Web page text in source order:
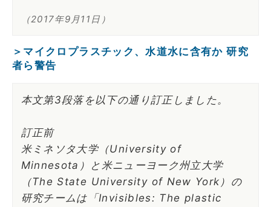
（2017年9月11日）
＞マイクロプラスチック、水道水に含有か 研究
者ら警告
本文第3段落を以下の通り訂正しました。
訂正前
米ミネソタ大学（University of
Minnesota）と米ニューヨーク州立大学
（The State University of New York）の
研究チームは「Invisibles: The plastic